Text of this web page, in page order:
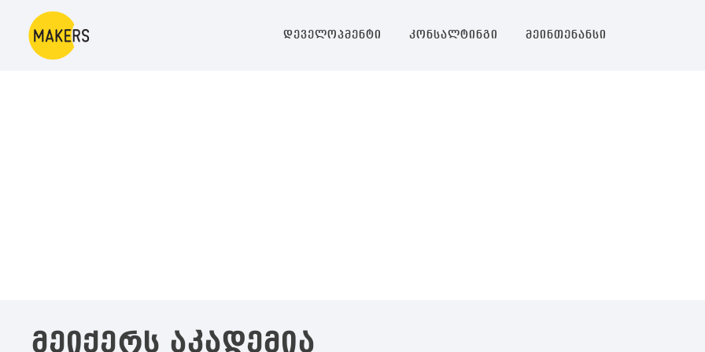
დეველოპმენტი კონსალტინგი მეინთენანსი
მეიქერს აკადემია